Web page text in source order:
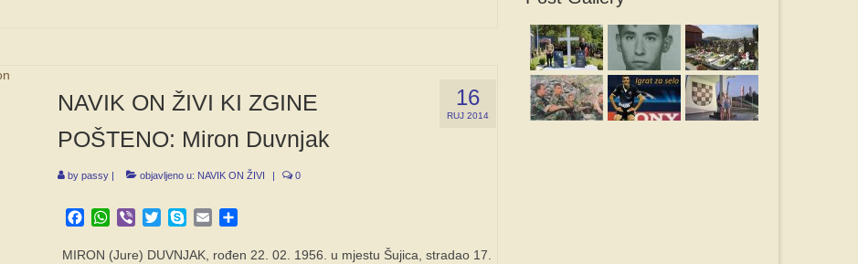
16
RUJ 2014
NAVIK ON ŽIVI KI ZGINE
POŠTENO: Miron Duvnjak
by passy| objavljeno u: NAVIK ON ŽIVI | 0
Facebook
WhatsApp
Viber TwitterSkypeEmail
MIRON (Jure) DUVNJAK, rođen 22. 02. 1956. u mjestu Šujica, stradao 17.